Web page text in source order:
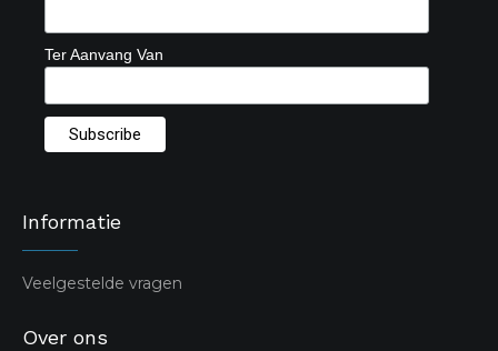
Ter Aanvang Van
Informatie
Veelgestelde vragen
Over ons